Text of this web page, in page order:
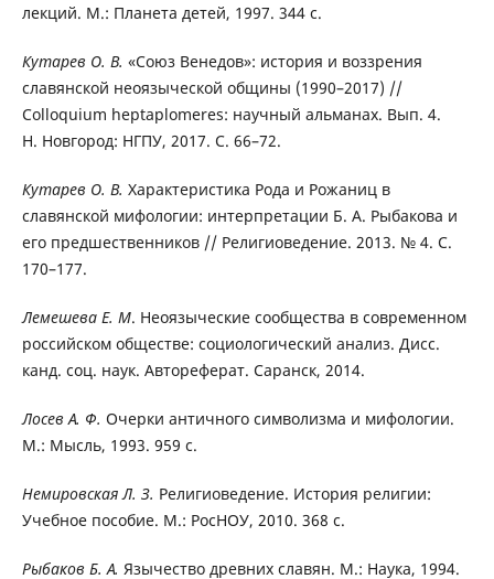
лекций. М.: Планета детей, 1997. 344 с.
Кутарев О. В. «Союз Венедов»: история и воззрения
славянской неоязыческой общины (1990–2017) //
Colloquium heptaplomeres: научный альманах. Вып. 4.
Н. Новгород: НГПУ, 2017. С. 66–72.
Кутарев О. В. Характеристика Рода и Рожаниц в
славянской мифологии: интерпретации Б. А. Рыбакова и
его предшественников // Религиоведение. 2013. № 4. С.
170–177.
Лемешева Е. М. Неоязыческие сообщества в современном
российском обществе: социологический анализ. Дисс.
канд. соц. наук. Автореферат. Саранск, 2014.
Лосев А. Ф. Очерки античного символизма и мифологии.
М.: Мысль, 1993. 959 с.
Немировская Л. З. Религиоведение. История религии:
Учебное пособие. М.: РосНОУ, 2010. 368 с.
Рыбаков Б. А. Язычество древних славян. М.: Наука, 1994.